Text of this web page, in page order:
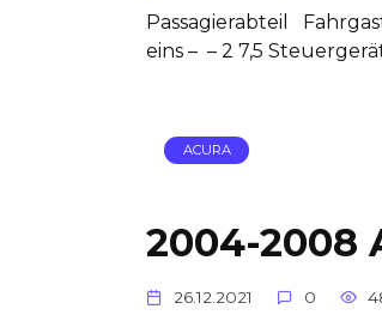
Passagierabteil
eins – – 2 7,5
ACURA
2004-2008
26.12.2021 0